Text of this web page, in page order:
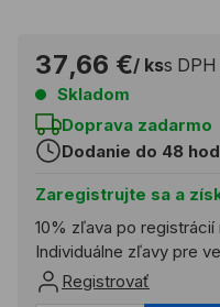
37,66 €/ kss DPH
Skladom
Doprava zadarmo
Dodanie do 48
Zaregistrujte sa a
10% zľava po
Individuálne zľavy pre
Registrovať